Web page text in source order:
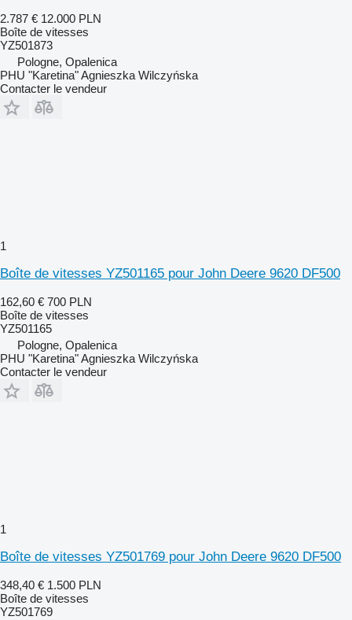
2.787 € 12.000 PLN
Boîte de vitesses
YZ501873
Pologne, Opalenica
PHU "Karetina" Agnieszka Wilczyńska
Contacter le vendeur
1
Boîte de vitesses YZ501165 pour John Deere 9620 DF500
162,60 € 700 PLN
Boîte de vitesses
YZ501165
Pologne, Opalenica
PHU "Karetina" Agnieszka Wilczyńska
Contacter le vendeur
1
Boîte de vitesses YZ501769 pour John Deere 9620 DF500
348,40 € 1.500 PLN
Boîte de vitesses
YZ501769